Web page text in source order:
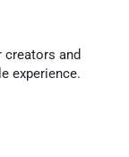
and
experience.